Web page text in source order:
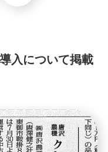
入について掲載